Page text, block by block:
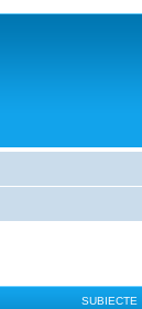
SUBIECTE